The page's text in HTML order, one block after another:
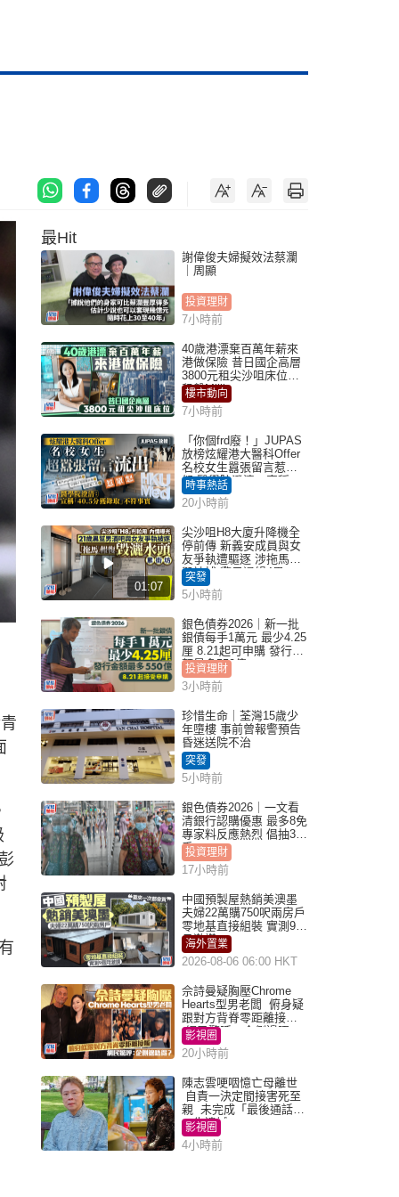
最Hit
謝偉俊夫婦擬效法蔡瀾
｜周顯
投資理財
7小時前
40歲港漂棄百萬年薪來
港做保險 昔日國企高層
3800元租尖沙咀床位｜
租盤Million
樓市動向
7小時前
「你個frd廢！」JUPAS
放榜炫耀港大醫科Offer
名校女生囂張留言惹眾
怒 醫學院澄清：宣稱
「40.5分獲錄取」不符事
實｜Juicy叮
時事熱話
20小時前
01:07
尖沙咀H8大廈升降機全
停前傳 新義安成員與女
友爭執遭驅逐 涉拖馬刑
毀被捕 警另通緝4男
突發
5小時前
銀色債券2026｜新一批
銀債每手1萬元 最少4.25
厘 8.21起可申購 發行金
額最多550億
投資理財
3小時前
珍惜生命｜荃灣15歲少
年墮樓 事前曾報警預告
昏迷送院不治
突發
5小時前
銀色債券2026｜一文看
清銀行認購優惠 最多8免
專家料反應熱烈 倡抽30
手
投資理財
17小時前
中國預製屋熱銷美澳墨
夫婦22萬購750呎兩房戶
零地基直接組裝 實測9個
月激讚
海外置業
2026-08-06 06:00 HKT
佘詩曼疑胸壓Chrome
Hearts型男老闆 俯身疑
跟對方背脊零距離接觸
網民驚呼：企側邊唔
得？
影視圈
20小時前
陳志雲哽咽憶亡母離世
自責一決定間接害死至
親 未完成「最後通話」
一生遺憾
影視圈
4小時前